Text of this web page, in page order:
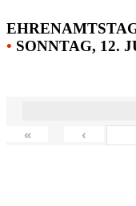
• SONNTAG, 12.
« ‹